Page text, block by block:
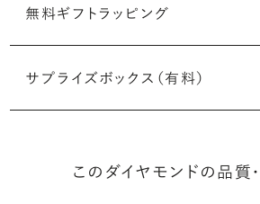
無料ギフトラッピング
サプライズボックス（有料）
このダイヤモンドの品質